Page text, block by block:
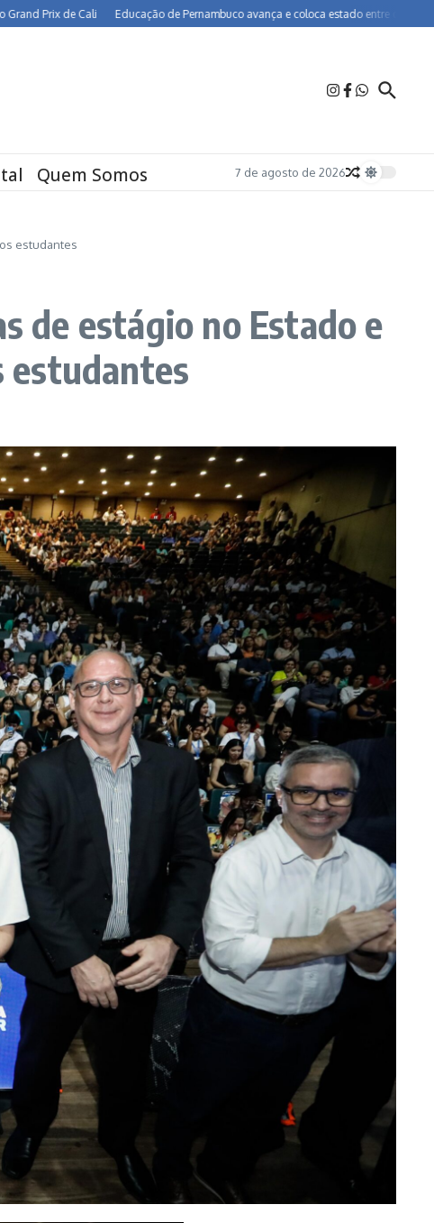
de Cali Educação de Pernambuco avança e coloca estado entre os melhores do
Quem Somos 7 de agosto de 2026
estudantes
de estágio no Estado e
estudantes